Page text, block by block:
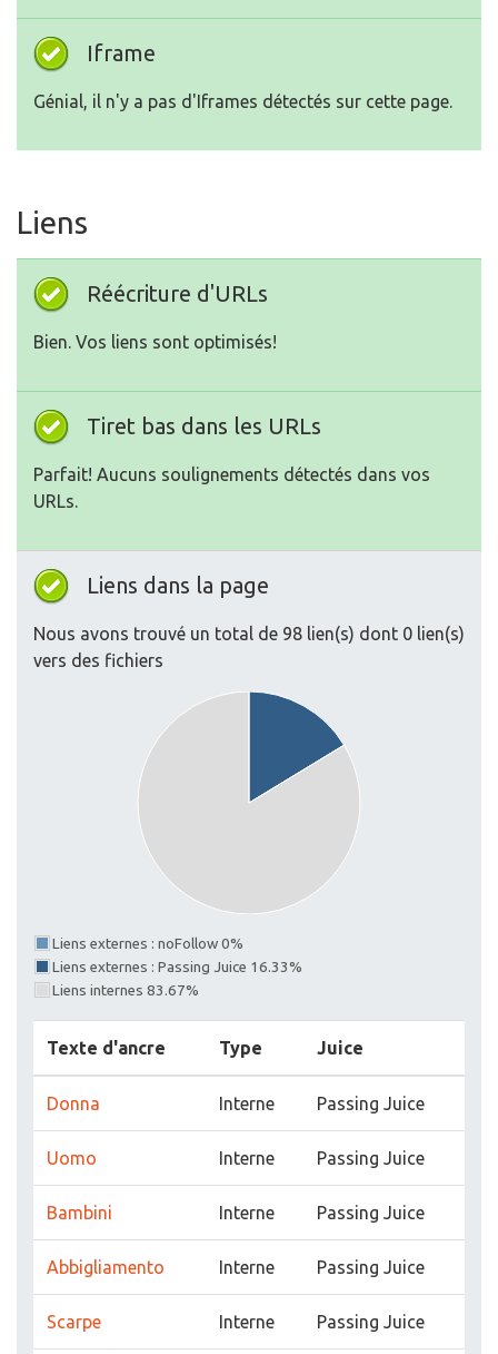
Iframe
Génial, il n'y a pas d'Iframes détectés sur cette page.
Liens
Réécriture d'URLs
Bien. Vos liens sont optimisés!
Tiret bas dans les URLs
Parfait! Aucuns soulignements détectés dans vos
URLs.
Liens dans la page
Nous avons trouvé un total de 98 lien(s) dont 0 lien(s)
vers des fichiers
Liens externes : noFollow 0%
Liens externes : Passing Juice 16.33%
Liens internes 83.67%
Texte d'ancre Type Juice
Donna Interne Passing Juice
Uomo Interne Passing Juice
Bambini Interne Passing Juice
Abbigliamento Interne Passing Juice
Scarpe Interne Passing Juice